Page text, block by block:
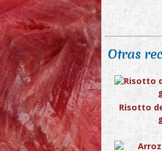
Otras
Risotto